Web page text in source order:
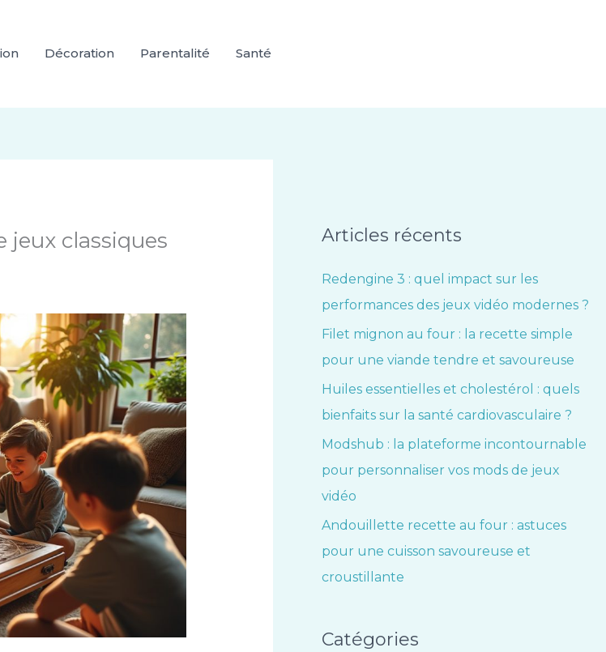
Décoration Parentalité Santé
jeux classiques
Articles récents
Redengine 3 : quel impact sur les
performances des jeux vidéo modernes ?
Filet mignon au four : la recette simple
pour une viande tendre et savoureuse
Huiles essentielles et cholestérol : quels
bienfaits sur la santé cardiovasculaire ?
Modshub : la plateforme incontournable
pour personnaliser vos mods de jeux
vidéo
Andouillette recette au four : astuces
pour une cuisson savoureuse et
croustillante
Catégories